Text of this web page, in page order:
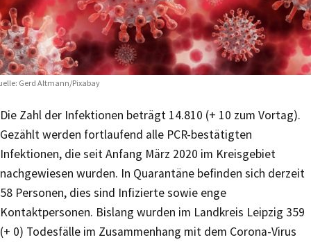
Gerd Altmann/Pixabay
Die Zahl der Infektionen beträgt 14.810 (+ 10 zum Vortag).
Gezählt werden fortlaufend alle PCR-bestätigten
Infektionen, die seit Anfang März 2020 im Kreisgebiet
nachgewiesen wurden. In Quarantäne befinden sich derzeit
58 Personen, dies sind Infizierte sowie enge
Kontaktpersonen. Bislang wurden im Landkreis Leipzig 359
(+ 0) Todesfälle im Zusammenhang mit dem Corona-Virus